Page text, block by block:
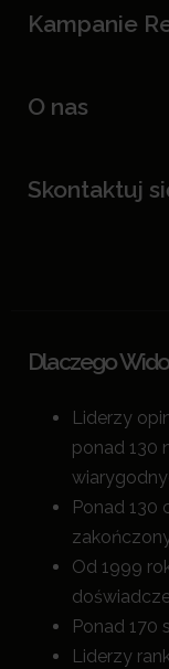
Kampanie
O nas
Skontaktuj
Dlaczego
Liderzy
ponad 130
Ponad 130
Od 1999
Ponad 170
Liderzy